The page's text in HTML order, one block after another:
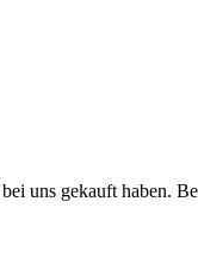
uns gekauft haben.